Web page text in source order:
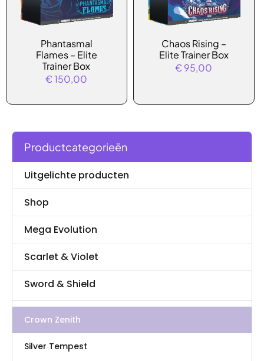
Phantasmal
Flames – Elite
Trainer Box
€150,00
Chaos Rising –
Elite Trainer Box
€95,00
Productcategorieën
Uitgelichte producten
Shop
Mega Evolution
Scarlet & Violet
Sword & Shield
Crown Zenith
Silver Tempest